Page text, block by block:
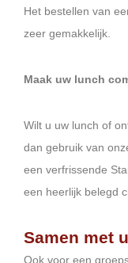
Het bestellen van
zeer gemakkelijk.
Maak uw lunch
Wilt u uw lunch of
dan gebruik van
een verfrissende
een heerlijk belegd
Samen met
Ook voor een